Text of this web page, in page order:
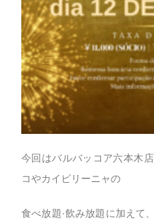
今回はバルバッコア六本木
コやカイピリーニャの
食べ放題·飲み放題に加えて